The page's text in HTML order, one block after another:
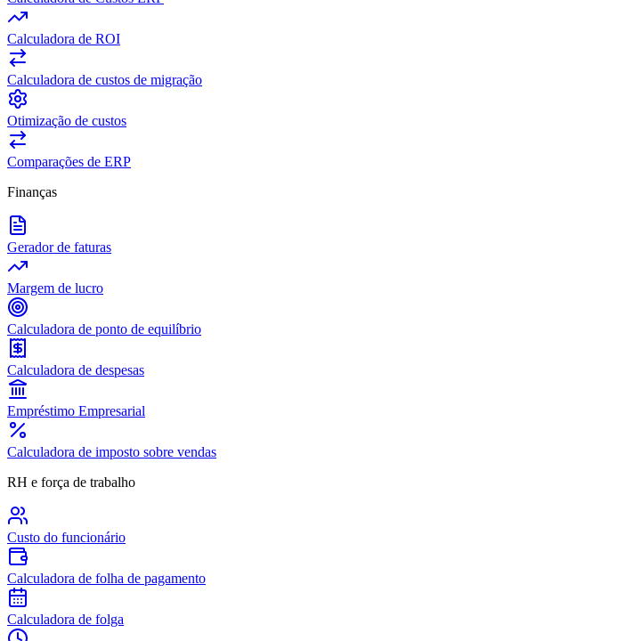
Calculadora de ROI
Calculadora de custos de migração
Otimização de custos
Comparações de ERP
Finanças
Gerador de faturas
Margem de lucro
Calculadora de ponto de equilíbrio
Calculadora de despesas
Empréstimo Empresarial
Calculadora de imposto sobre vendas
RH e força de trabalho
Custo do funcionário
Calculadora de folha de pagamento
Calculadora de folga